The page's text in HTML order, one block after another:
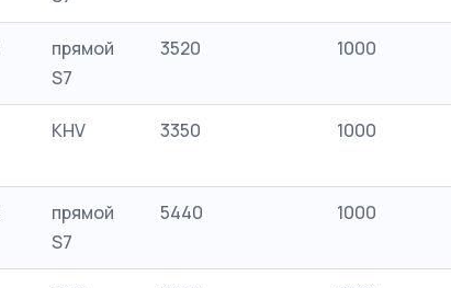
прямой
S7
3520 1000
KHV 3350 1000
прямой
S7
5440 1000